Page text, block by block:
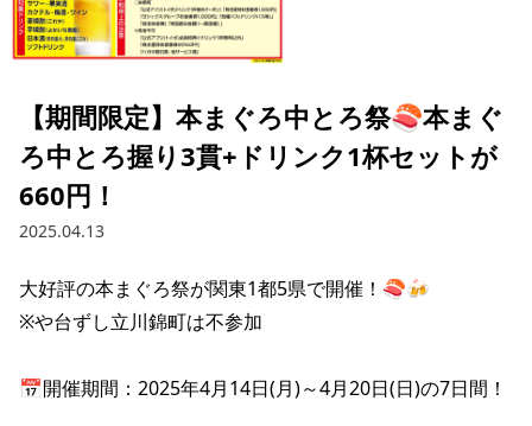
経営陣
組織図
所在地
ニパチ
焼とりてっぱん
玉鋼
せんと
海老どて食堂
会長メッセージ
コーポレートガバナンス
財務情報
業績推移
財政状況
株式情報
IRライブラリ
決算短信
採用情報トップ
パート・アルバイト
店舗物件・店舗施工管理業者の募集
お問い合わせ
お問い合わせトップ
IRお問い合わせ
ご意見・アンケート（ご来店の方）
このサイトについて
プライバシーポリシー
リンク集
【期間限定】本まぐろ中とろ祭🍣本まぐ
ろ中とろ握り3貫+ドリンク1杯セットが
660円！
2025.04.13
大好評の本まぐろ祭が関東1都5県で開催！🍣🍻
※や台ずし立川錦町は不参加
📅開催期間：2025年4月14日(月)～4月20日(日)の7日間！